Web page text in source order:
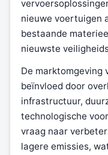
nieuwe voertuigen
bestaande
nieuwste
De marktomgeving
beïnvloed door
infrastructuur,
technologische
vraag naar
lagere emissies,